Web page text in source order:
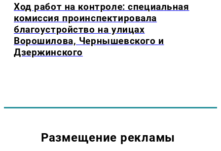
Ход работ на контроле: специальная
комиссия проинспектировала
благоустройство на улицах
Ворошилова, Чернышевского и
Дзержинского
Размещение рекламы